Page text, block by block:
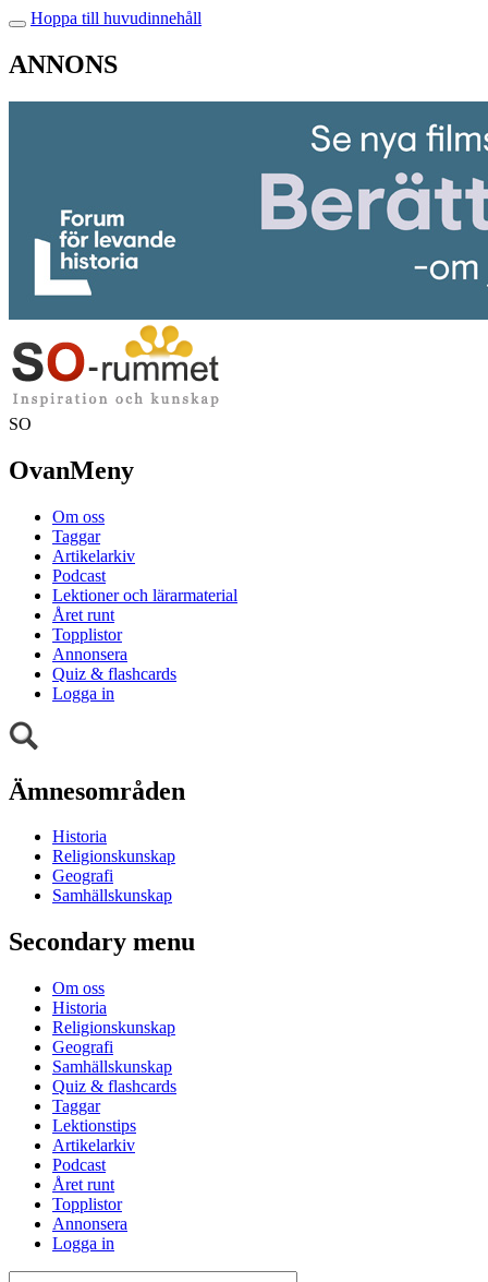
Hoppa till huvudinnehåll
ANNONS
SO
OvanMeny
Om oss
Taggar
Artikelarkiv
Podcast
Lektioner och lärarmaterial
Året runt
Topplistor
Annonsera
Quiz & flashcards
Logga in
Ämnesområden
Historia
Religionskunskap
Geografi
Samhällskunskap
Secondary menu
Om oss
Historia
Religionskunskap
Geografi
Samhällskunskap
Quiz & flashcards
Taggar
Lektionstips
Artikelarkiv
Podcast
Året runt
Topplistor
Annonsera
Logga in